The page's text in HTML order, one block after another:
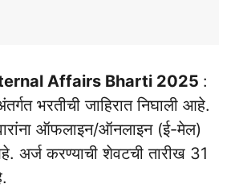
Affairs Bharti 2025 :
भरतीची जाहिरात निघाली आहे.
ऑफलाइन/ऑनलाइन (ई-मेल)
अर्ज करण्याची शेवटची तारीख 31